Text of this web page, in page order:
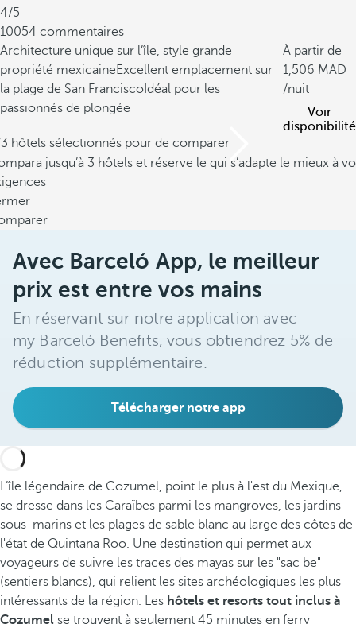
4/5
10054 commentaires
Architecture unique sur l’île, style grande
propriété mexicaineExcellent emplacement sur
la plage de San Francisco Idéal pour les
passionnés de plongée
À partir de
1,506
/nuit
Voir
disponibilité
hôtels sélectionnés pour de comparer
jusqu’à 3 hôtels et réserve le qui s’adapte le mieux à
Avec Barceló App, le meilleur
prix est entre vos mains
En réservant sur notre application avec
my Barceló Benefits, vous obtiendrez 5% de
réduction supplémentaire.
Télécharger notre app
L’île légendaire de Cozumel, point le plus à l'est du Mexique,
se dresse dans les Caraïbes parmi les mangroves, les jardins
sous-marins et les plages de sable blanc au large des côtes de
l'état de Quintana Roo. Une destination qui permet aux
voyageurs de suivre les traces des mayas sur les "sac be"
(sentiers blancs), qui relient les sites archéologiques les plus
intéressants de la région. Les hôtels et resorts tout inclus à
Cozumel se trouvent à seulement 45 minutes en ferry